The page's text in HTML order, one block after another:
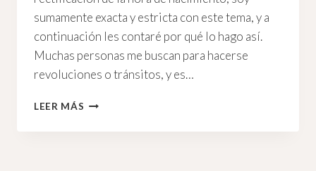
sumamente exacta y estricta con este tema, y a
continuación les contaré por qué lo hago así.
Muchas personas me buscan para hacerse
revoluciones o tránsitos, y es…
LEER MÁS LA